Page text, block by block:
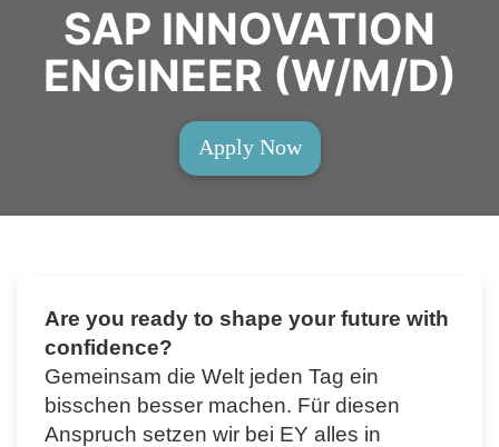
SAP INNOVATION
ENGINEER (W/M/D)
Apply Now
Are you ready to shape your future with
confidence?
Gemeinsam die Welt jeden Tag ein
bisschen besser machen. Für diesen
Anspruch setzen wir bei EY alles in